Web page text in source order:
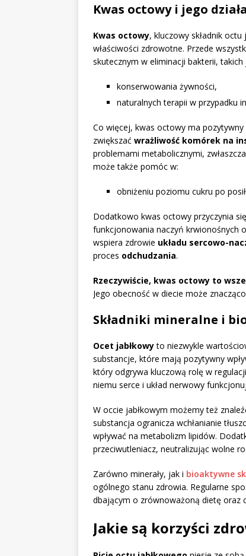
Kwas octowy i jego
Kwas octowy, kluczowy składnik
właściwości zdrowotne. Przede
skutecznym w eliminacji bakterii,
konserwowania żywności,
naturalnych terapii w przypadku
Co więcej, kwas octowy ma pozytywny
zwiększać wrażliwość komórek na
problemami metabolicznymi,
może także pomóc w:
obniżeniu poziomu cukru po
Dodatkowo kwas octowy przyczynia
funkcjonowania naczyń krwionośnych
wspiera zdrowie układu sercowo-
proces odchudzania.
Rzeczywiście, kwas octowy to
Jego obecność w diecie może
Składniki mineralne i
Ocet jabłkowyto niezwykle
substancje, które mają pozytywny
który odgrywa kluczową rolę w
niemu serce i układ nerwowy
W occie jabłkowym możemy też
substancja ogranicza wchłanianie
wpływać na metabolizm lipidów.
przeciwutleniacz, neutralizując wolne
Zarówno minerały, jak i bioaktywne
ogólnego stanu zdrowia. Regularne
dbającym o zrównoważoną dietę oraz
Jakie są korzyści